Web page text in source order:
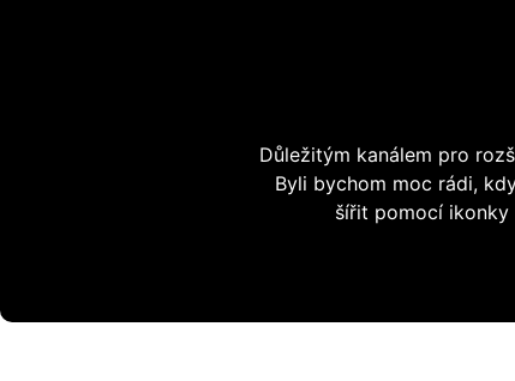
Důležitým kanálem pro
Byli bychom moc rádi,
šířit pomocí ikonky